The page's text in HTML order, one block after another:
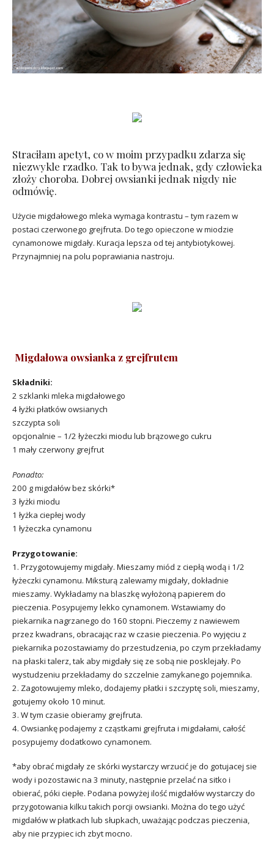
Straciłam apetyt, co w moim przypadku zdarza się
niezwykle rzadko. Tak to bywa jednak, gdy człowieka
złoży choroba. Dobrej owsianki jednak nigdy nie
odmówię.
Użycie migdałowego mleka wymaga kontrastu – tym razem w
postaci czerwonego grejfruta. Do tego opieczone w miodzie
cynamonowe migdały. Kuracja lepsza od tej antybiotykowej.
Przynajmniej na polu poprawiania nastroju.
Migdałowa owsianka z grejfrutem
Składniki:
2 szklanki mleka migdałowego
4 łyżki płatków owsianych
szczypta soli
opcjonalnie – 1/2 łyżeczki miodu lub brązowego cukru
1 mały czerwony grejfrut
Ponadto:
200 g migdałów bez skórki*
3 łyżki miodu
1 łyżka ciepłej wody
1 łyżeczka cynamonu
Przygotowanie:
1. Przygotowujemy migdały. Mieszamy miód z ciepłą wodą i 1/2
łyżeczki cynamonu. Miksturą zalewamy migdały, dokładnie
mieszamy. Wykładamy na blaszkę wyłożoną papierem do
pieczenia. Posypujemy lekko cynamonem. Wstawiamy do
piekarnika nagrzanego do 160 stopni. Pieczemy z nawiewem
przez kwadrans, obracając raz w czasie pieczenia. Po wyjęciu z
piekarnika pozostawiamy do przestudzenia, po czym przekładamy
na płaski talerz, tak aby migdały się ze sobą nie posklejały. Po
wystudzeniu przekładamy do szczelnie zamykanego pojemnika.
2. Zagotowujemy mleko, dodajemy płatki i szczyptę soli, mieszamy,
gotujemy około 10 minut.
3. W tym czasie obieramy grejfruta.
4. Owsiankę podajemy z cząstkami grejfruta i migdałami, całość
posypujemy dodatkowo cynamonem.
*aby obrać migdały ze skórki wystarczy wrzucić je do gotujacej sie
wody i pozostawic na 3 minuty, następnie przelać na sitko i
obierać, póki ciepłe. Podana powyżej ilość migdałów wystarczy do
przygotowania kilku takich porcji owsianki. Można do tego użyć
migdałów w płatkach lub słupkach, uważając podczas pieczenia,
aby nie przypiec ich zbyt mocno.